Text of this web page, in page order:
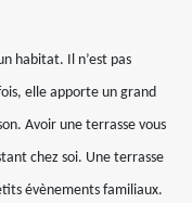
habitat. Il n’est pas
elle apporte un grand
Avoir une terrasse vous
chez soi. Une terrasse
évènements familiaux.